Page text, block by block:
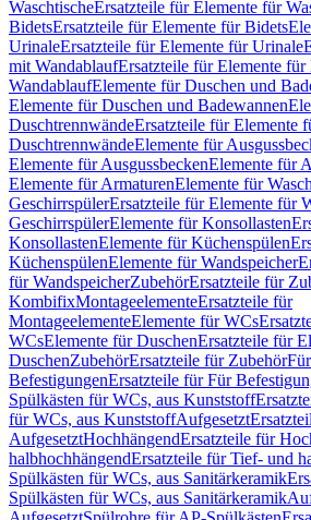
WaschtischeErsatzteile für Elemente für
BidetsErsatzteile für Elemente für Bidets
UrinaleErsatzteile für Elemente für Urinale
mit WandablaufErsatzteile für Elemente
WandablaufElemente für Duschen und
Elemente für Duschen und Badewannen
DuschtrennwändeErsatzteile für Elemente
DuschtrennwändeElemente für
Elemente für AusgussbeckenElemente für
Elemente für ArmaturenElemente für
GeschirrspülerErsatzteile für Elemente für
GeschirrspülerElemente für Konsollasten
KonsollastenElemente für Küchenspülen
KüchenspülenElemente für Wandspeicher
für WandspeicherZubehörErsatzteile für
KombifixMontageelementeErsatzteile für
MontageelementeElemente für WCs
WCsElemente für DuschenErsatzteile für
DuschenZubehörErsatzteile für ZubehörFür
BefestigungenErsatzteile für Für
Spülkästen für WCs, aus Kunststoff
für WCs, aus KunststoffAufgesetzt
AufgesetztHochhängendErsatzteile für
halbhochhängendErsatzteile für Tief- und
Spülkästen für WCs, aus Sanitärkeramik
Spülkästen für WCs, aus Sanitärkeramik